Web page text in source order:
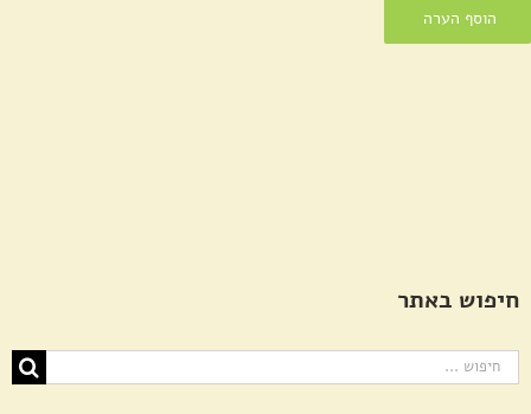
חיפוש באתר
חיפוש...